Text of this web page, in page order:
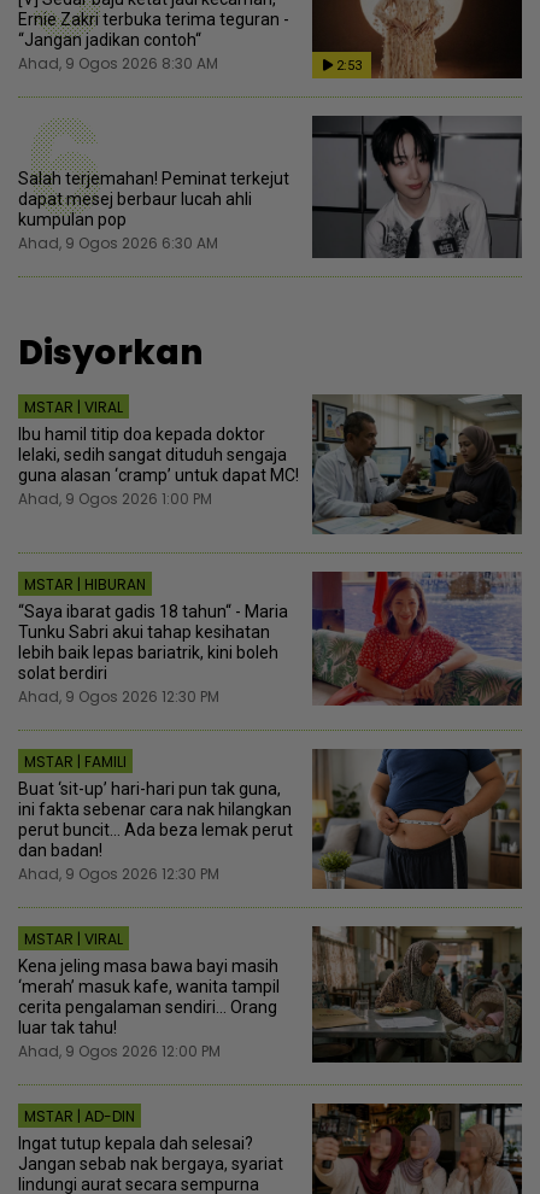
Ernie Zakri terbuka terima teguran -
“Jangan jadikan contoh“
Ahad, 9 Ogos 2026 8:30 AM 2:53
6
Salah terjemahan! Peminat terkejut
dapat mesej berbaur lucah ahli
kumpulan pop
Ahad, 9 Ogos 2026 6:30 AM
Disyorkan
MSTAR | VIRAL
Ibu hamil titip doa kepada doktor
lelaki, sedih sangat dituduh sengaja
guna alasan ‘cramp’ untuk dapat MC!
Ahad, 9 Ogos 2026 1:00 PM
MSTAR | HIBURAN
“Saya ibarat gadis 18 tahun“ - Maria
Tunku Sabri akui tahap kesihatan
lebih baik lepas bariatrik, kini boleh
solat berdiri
Ahad, 9 Ogos 2026 12:30 PM
MSTAR | FAMILI
Buat ‘sit-up’ hari-hari pun tak guna,
ini fakta sebenar cara nak hilangkan
perut buncit... Ada beza lemak perut
dan badan!
Ahad, 9 Ogos 2026 12:30 PM
MSTAR | VIRAL
Kena jeling masa bawa bayi masih
‘merah’ masuk kafe, wanita tampil
cerita pengalaman sendiri... Orang
luar tak tahu!
Ahad, 9 Ogos 2026 12:00 PM
MSTAR | AD-DIN
Ingat tutup kepala dah selesai?
Jangan sebab nak bergaya, syariat
lindungi aurat secara sempurna